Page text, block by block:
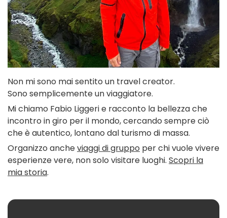
Non mi sono mai sentito un travel creator.
Sono semplicemente un viaggiatore.
Mi chiamo Fabio Liggeri e racconto la bellezza che
incontro in giro per il mondo, cercando sempre ciò
che è autentico, lontano dal turismo di massa.
Organizzo ancheviaggi di gruppo per chi vuole vivere
esperienze vere, non solo visitare luoghi. Scopri la
mia storia.